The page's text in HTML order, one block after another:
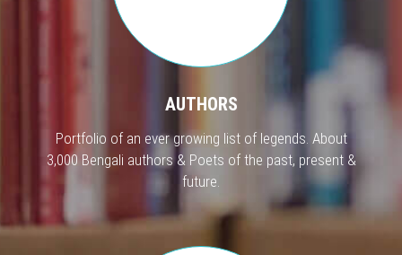
AUTHORS
Portfolio of an ever growing list of legends. About
3,000 Bengali authors & Poets of the past, present &
future.